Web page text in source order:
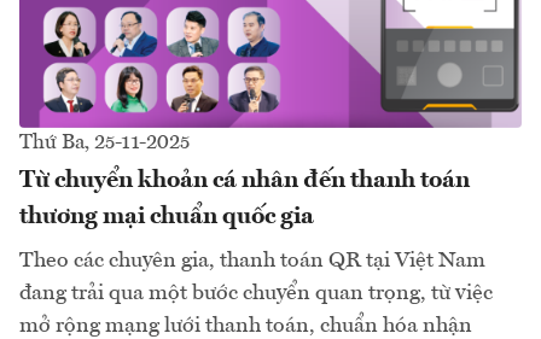
Thứ Ba, 25-11-2025
Từ chuyển khoản cá nhân đến thanh toán
thương mại chuẩn quốc gia
Theo các chuyên gia, thanh toán QR tại Việt Nam
đang trải qua một bước chuyển quan trọng, từ việc
mở rộng mạng lưới thanh toán, chuẩn hóa nhận